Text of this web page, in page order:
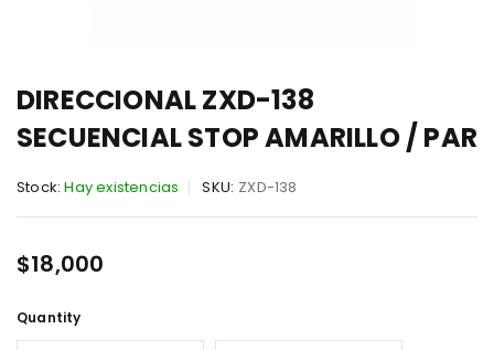
DIRECCIONAL ZXD-138
SECUENCIAL STOP AMARILLO / PAR
Stock: Hay existencias SKU: ZXD-138
$18,000
Quantity